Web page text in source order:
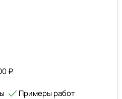
₽
Примеры работ